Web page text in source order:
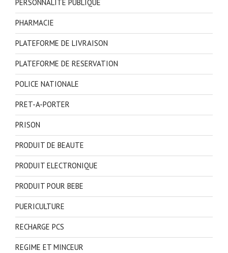
PERSONNALITE PUBLIQUE
PHARMACIE
PLATEFORME DE LIVRAISON
PLATEFORME DE RESERVATION
POLICE NATIONALE
PRET-A-PORTER
PRISON
PRODUIT DE BEAUTE
PRODUIT ELECTRONIQUE
PRODUIT POUR BEBE
PUERICULTURE
RECHARGE PCS
REGIME ET MINCEUR